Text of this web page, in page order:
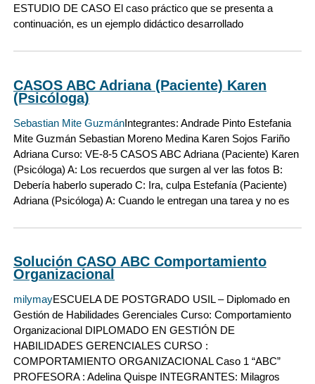
ESTUDIO DE CASO El caso práctico que se presenta a
continuación, es un ejemplo didáctico desarrollado
CASOS ABC Adriana (Paciente) Karen
(Psicóloga)
Sebastian Mite GuzmánIntegrantes: Andrade Pinto Estefania
Mite Guzmán Sebastian Moreno Medina Karen Sojos Fariño
Adriana Curso: VE-8-5 CASOS ABC Adriana (Paciente) Karen
(Psicóloga) A: Los recuerdos que surgen al ver las fotos B:
Debería haberlo superado C: Ira, culpa Estefanía (Paciente)
Adriana (Psicóloga) A: Cuando le entregan una tarea y no es
Solución CASO ABC Comportamiento
Organizacional
milymayESCUELA DE POSTGRADO USIL – Diplomado en
Gestión de Habilidades Gerenciales Curso: Comportamiento
Organizacional DIPLOMADO EN GESTIÓN DE
HABILIDADES GERENCIALES CURSO :
COMPORTAMIENTO ORGANIZACIONAL Caso 1 “ABC”
PROFESORA : Adelina Quispe INTEGRANTES: Milagros